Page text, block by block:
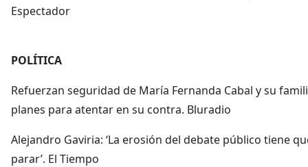
Espectador
POLÍTICA
Refuerzan seguridad de María Fernanda Cabal y su
planes para atentar en su contra. Bluradio
Alejandro Gaviria: ‘La erosión del debate público tiene
parar’. El Tiempo